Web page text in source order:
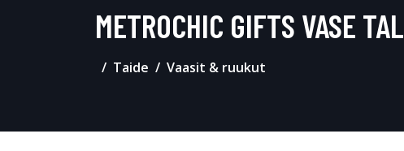
METROCHIC GIFTS VASE
Taide Vaasit & ruukut